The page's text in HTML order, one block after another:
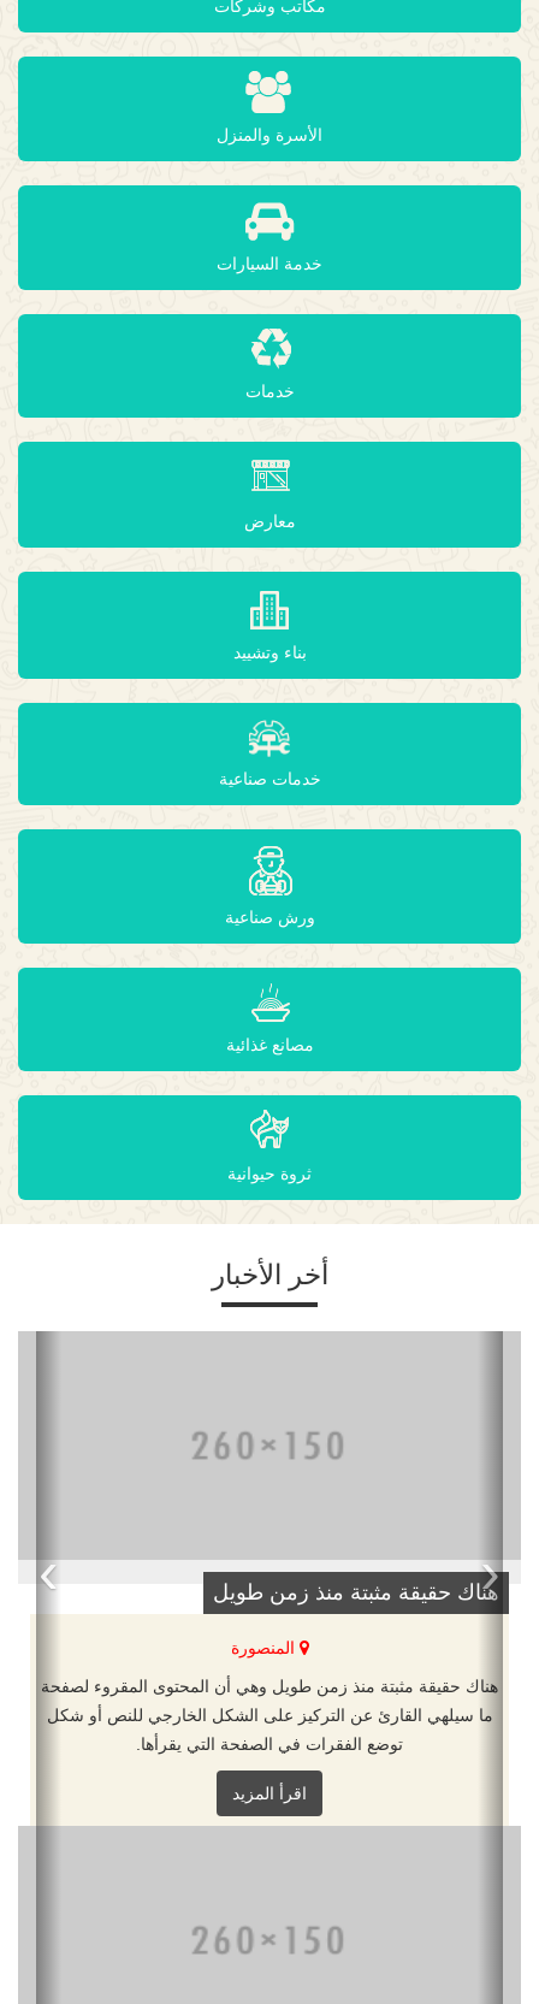
مكاتب وشركات
الأسرة والمنزل
خدمة السيارات
خدمات
معارض
بناء وتشييد
خدمات صناعية
ورش صناعية
مصانع غذائية
ثروة حيوانية
أخر الأخبار
هناك حقيقة مثبتة منذ زمن طويل
المنصورة
هناك حقيقة مثبتة منذ زمن طويل وهي أن المحتوى المقروء لصفحة
ما سيلهي القارئ عن التركيز على الشكل الخارجي للنص أو شكل
توضع الفقرات في الصفحة التي يقرأها.
اقرأ المزيد
‹
›